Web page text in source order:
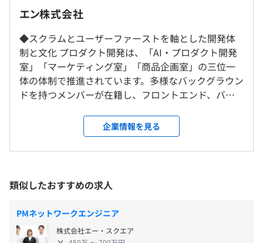
のリリースから1年で、会員数は120万人以上へと急成長
しています。
【キャリアの可能性】
スペシャリスト、フルスタックエンジニア、テックリー
ド、プロダクトマネジャー、エンジニアリングマネジャ
ー、プロジェクトマネジャー、VPoE・CTOまで、エンジ
【エンジニア向け制度・福利厚生】
■イベント・外部研修参加支援（技術カンファレンス、
AWS／Google等の有償ワークショップ、セミナー など）
※2026年1月以降は東京オフィス（東京都新宿区西新宿6-
5-1 新宿アイランドタワー ）に勤務先が変更する予定で
す。
※転勤はありません。
★フルリモート歓迎！
当社では、コロナ禍以前からエンジニアの提案をきっかけ
在はほぼ完全にオンラインでの業務体制へと移行し、円滑
に業務を継続しています。
コロナ収束後も、この柔軟な働き方を元に戻す方針はあり
※現在、業務はリモートワークにて実施しています。
就業場所の変更範囲
＜雇入時＞
休憩時間：12:00〜13:00（60分）
平均残業時間：平均20時間／月
■完全週休2日制（土・日）
※年に4回、全社行事のため在宅勤務となる土曜日があり
■夏季休暇（一部計画年休）
■有給休暇
■慶弔休暇
エン株式会社
◆スクラムとユーザーファーストを軸とした開発体
制と文化 プロダクト開発は、「AI・プロダクト開発
室」「マーケティング室」「商品企画室」の三位一
体の体制で推進されています。多様なバックグラウン
ドを持つメンバーが在籍し、フロントエンド、バッ
SREなど幅広い専門職種が活躍しています。 開発手
法にはスクラムベースのアジャイル開発を採用し、
スピーディな開発を実現。組織文化の根幹には「ユ
ー」として強く意識し、全ての判断において「それ
は本当にユーザーのためになるか？」という観点で
議論を尽くします。 また、「頼まれてないこと」を
自律的に推進する姿勢が重視され、エンジニアが技
術的改善や非機能要件に主体的に取り組むことが奨
企業情報を見る
類似したおすすめの求人
PMネットワークエンジニア
株式会社エー・スクエア